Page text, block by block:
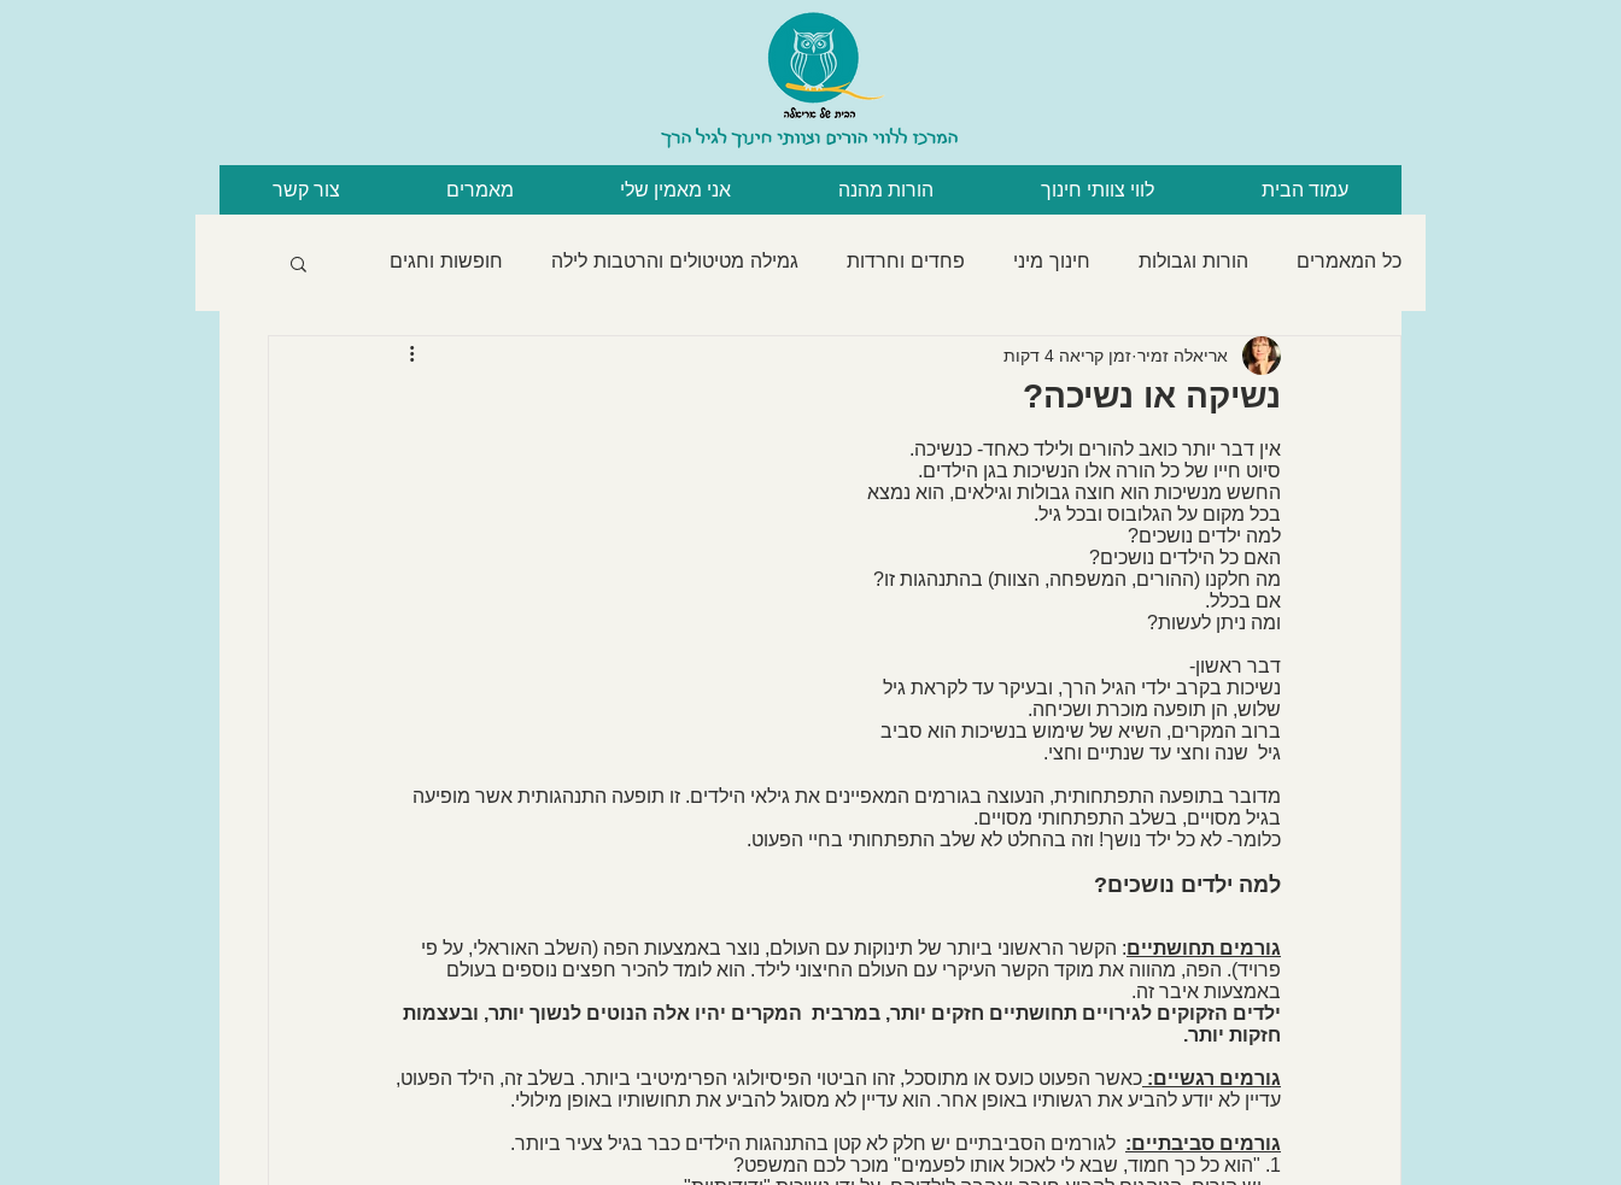
עמוד הבית לווי צוותי חינוך הורות מהנה אני מאמין שלי מאמרים צור קשר
כל המאמרים הורות וגבולות חינוך מיני פחדים וחרדות גמילה מטיטולים והרטבות לילה חופשות וחגים
המשפחה התחלות חדשות ומעברים
נשיקה או נשיכה?
אריאלה זמיר זמן קריאה 4 דקות
אין דבר יותר כואב להורים ולילד כאחד- כנשיכה.
סיוט חייו של כל הורה אלו הנשיכות בגן הילדים.
החשש מנשיכות הוא חוצה גבולות וגילאים, הוא נמצא
בכל מקום על הגלובוס ובכל גיל.
למה ילדים נושכים?
האם כל הילדים נושכים?
מה חלקנו (ההורים, המשפחה, הצוות) בהתנהגות זו?
אם בכלל.
ומה ניתן לעשות?
דבר ראשון-
נשיכות בקרב ילדי הגיל הרך, ובעיקר עד לקראת גיל
שלוש, הן תופעה מוכרת ושכיחה.
ברוב המקרים, השיא של שימוש בנשיכות הוא סביב
גיל  שנה וחצי עד שנתיים וחצי.
מדובר בתופעה התפתחותית, הנעוצה בגורמים המאפיינים את גילאי הילדים. זו תופעה התנהגותית אשר מופיעה
בגיל מסויים, בשלב התפתחותי מסויים.
כלומר- לא כל ילד נושך! וזה בהחלט לא שלב התפתחותי בחיי הפעוט.
למה ילדים נושכים?
גורמים תחושתיים: הקשר הראשוני ביותר של תינוקות עם העולם, נוצר באמצעות הפה (השלב האוראלי, על פי
פרויד). הפה, מהווה את מוקד הקשר העיקרי עם העולם החיצוני לילד. הוא לומד להכיר חפצים נוספים בעולם
באמצעות איבר זה.
ילדים הזקוקים לגירויים תחושתיים חזקים יותר, במרבית  המקרים יהיו אלה הנוטים לנשוך יותר, ובעצמות
חזקות יותר.
גורמים רגשיים: כאשר הפעוט כועס או מתוסכל, זהו הביטוי הפיסיולוגי הפרימיטיבי ביותר. בשלב זה, הילד הפעוט,
עדיין לא יודע להביע את רגשותיו באופן אחר. הוא עדיין לא מסוגל להביע את תחושותיו באופן מילולי.
גורמים סביבתיים:
  לגורמים הסביבתיים יש חלק לא קטן בהתנהגות הילדים כבר בגיל צעיר ביותר.
1. "הוא כל כך חמוד, שבא לי לאכול אותו לפעמים" מוכר לכם המשפט?